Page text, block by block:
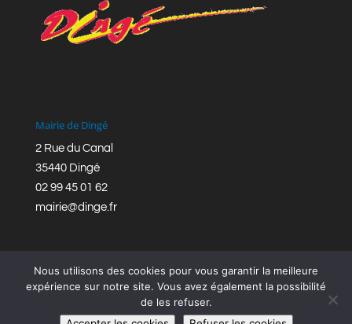
Mairie de Dingé
2 Rue du Canal
35440 Dingé
02 99 45 01 62
mairie@dinge.fr
Réalisation © Mairie de Dingé,Bretagne Romantique
Nous utilisons des cookies pour vous garantir la meilleure
expérience sur notre site. Vous avez également la possibilité
de les refuser.